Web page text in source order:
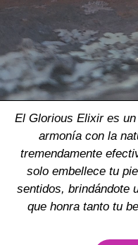
El Glorious Elixir es
armonía con la
tremendamente
solo embellece tu
sentidos, brindándote
que honra tanto tu